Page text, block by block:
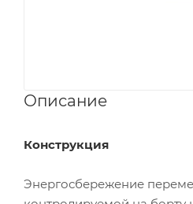
Описание
Конструкция
Энергосбережение